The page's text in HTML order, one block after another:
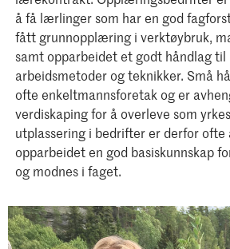
å få lærlinger som har en god
fått grunnopplæring i verktøybruk,
samt opparbeidet et godt håndlag til
arbeidsmetoder og teknikker. Små
ofte enkeltmannsforetak og er
verdiskaping for å overleve som
utplassering i bedrifter er derfor ofte
opparbeidet en god basiskunnskap
og modnes i faget.